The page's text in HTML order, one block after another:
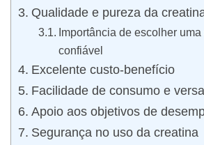
Qualidade e pureza da
Importância de escolher uma
confiável
Excelente custo-benefício
Facilidade de consumo e
Apoio aos objetivos de
Segurança no uso da creatina